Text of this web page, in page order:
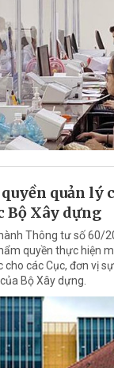
quản lý
Bộ Xây dựng
Thông tư số 60/
quyền thực hiện
cho các Cục, đơn vị
Bộ Xây dựng.